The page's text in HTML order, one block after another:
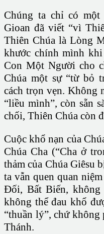
Chúng ta chỉ có
Gioan đã viết “vì
Thiên Chúa là Lòng
khước chính mình
Con Một Người cho
Chúa một sự “từ bỏ
cách trọn vẹn. Không
“liều mình”, còn sẵn
chối, Thiên Chúa còn
Cuộc khổ nạn của
Chúa Cha (“Cha ở
thảm của Chúa Giêsu
ta vẫn quen quan
Ðối, Bất Biến, không
không thể đau khổ
“thuần lý”, chứ
Thánh.